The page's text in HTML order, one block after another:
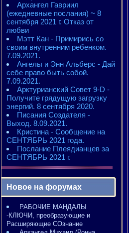
Архангел Гавриил
(ежедневные послания) ~ 8
сентября 2021 г. Отказ от
любви
Мэтт Кан - Примирись со
своим внутренним ребенком.
7.09.2021.
Ангелы и Энн Альберс - Дай
себе право быть собой.
7.09.2021.
Арктурианский Совет 9-D -
Получите грядущую загрузку
энергий. 8 сентября 2020.
Писания Создателя -
Выход. 8.09.2021.
Кристина - Сообщение на
СЕНТЯБРЬ 2021 года.
Послание Плеядианцев за
СЕНТЯБРЬ 2021 г.
Новое на форумах
РАБОЧИЕ МАНДАЛЫ
-КЛЮЧИ, преобразующие и
Расширяющие СОзнание